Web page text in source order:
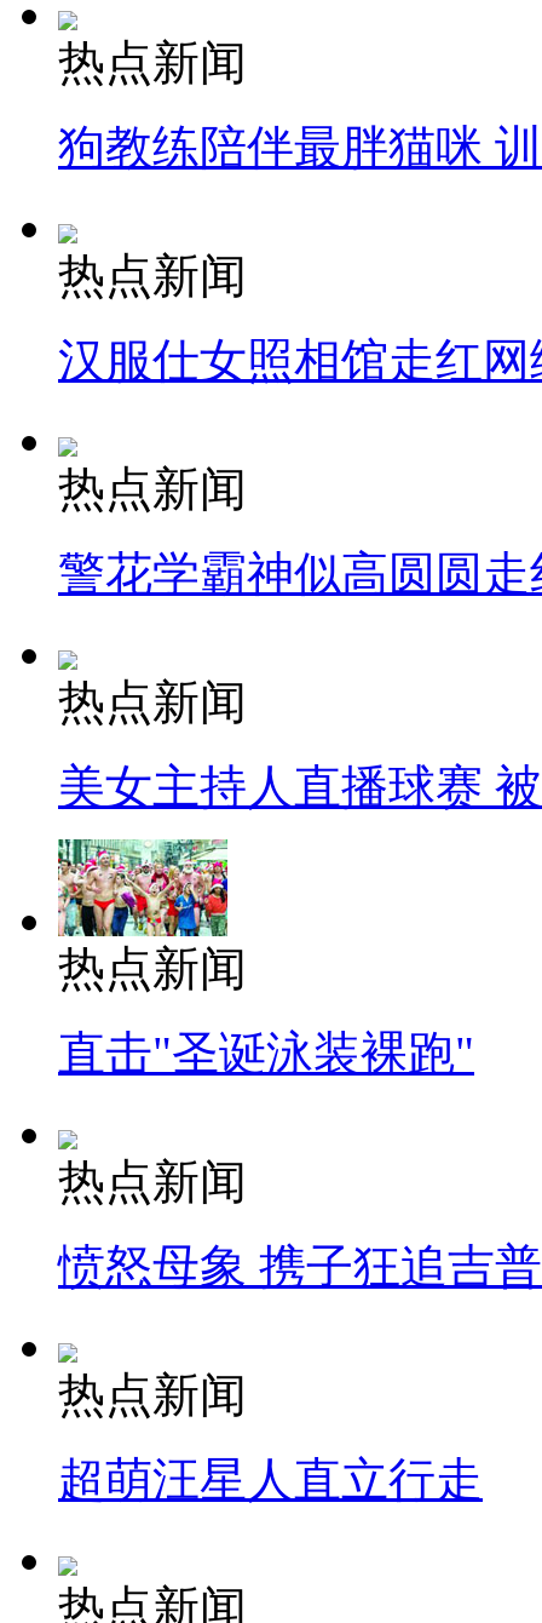
热点新闻
狗教练陪伴最胖猫咪
热点新闻
汉服仕女照相馆走红网
热点新闻
警花学霸神似高圆圆走
热点新闻
美女主持人直播球赛
热点新闻
直击"圣诞泳装裸跑"
热点新闻
愤怒母象 携子狂追吉
热点新闻
超萌汪星人直立行走
热点新闻